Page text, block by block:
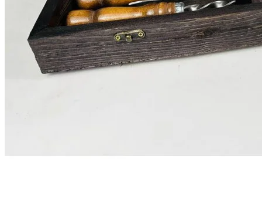
шампуры в подарок
шампура с деревянной ручкой набор подарочный
наборы шампуров в кейсе
набор шампуров в деревянном кейсе